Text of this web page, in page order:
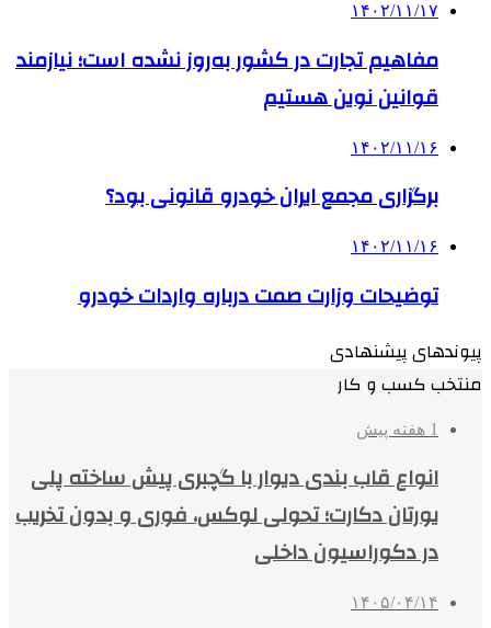
۱۴۰۲/۱۱/۱۷
مفاهیم تجارت در کشور به‌روز نشده است؛ نیازمند
قوانین نوین هستیم
۱۴۰۲/۱۱/۱۶
برگزاری مجمع ایران خودرو قانونی بود؟
۱۴۰۲/۱۱/۱۶
توضیحات وزارت صمت درباره واردات خودرو
پیوندهای پیشنهادی
منتخب کسب و کار
1 هفته پیش
انواع قاب بندی دیوار با گچبری پیش ساخته پلی
یورتان دکارت؛ تحولی لوکس، فوری و بدون تخریب
در دکوراسیون داخلی
۱۴۰۵/۰۴/۱۴